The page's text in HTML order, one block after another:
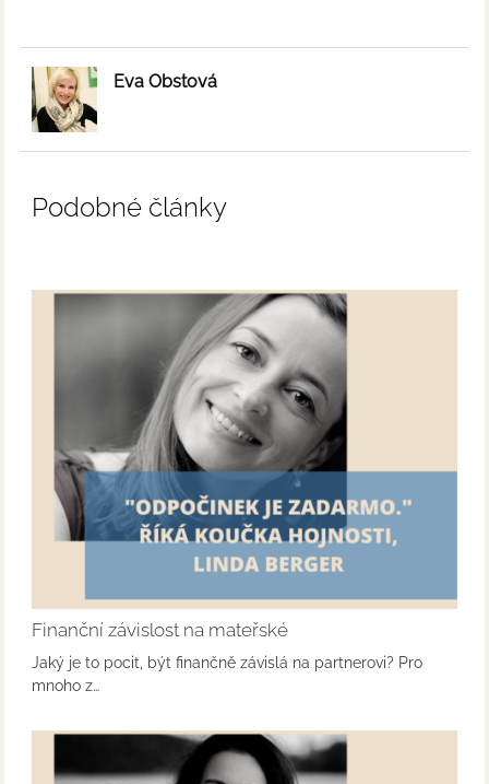
Eva Obstová
Podobné články
Finanční závislost na mateřské
Jaký je to pocit, být finančně závislá na partnerovi? Pro
mnoho z…